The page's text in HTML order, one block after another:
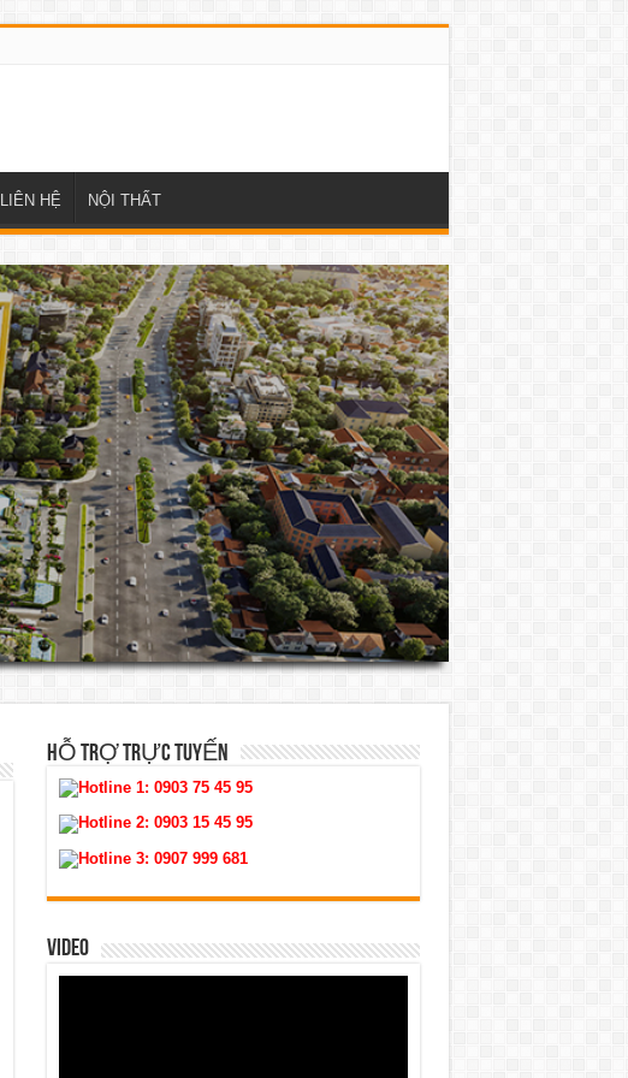
LIÊN HỆ NỘI THẤT
HỖ TRỢ TRỰC TUYẾN
Hotline 1: 0903 75 45 95
Hotline 2: 0903 15 45 95
Hotline 3: 0907 999 681
VIDEO